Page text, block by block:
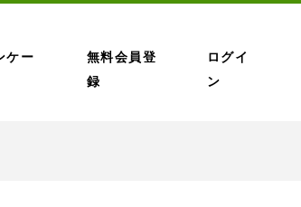
ケー
無料会員登
録
ログイ
ン